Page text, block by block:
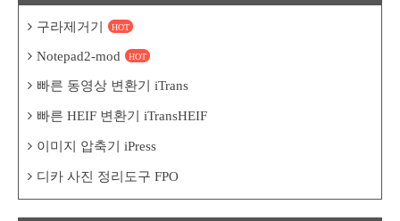
구라제거기 HOT
Notepad2-mod HOT
빠른 동영상 변환기 iTrans
빠른 HEIF 변환기 iTransHEIF
이미지 압축기 iPress
디카 사진 정리도구 FPO